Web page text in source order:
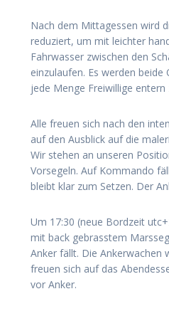
Nach dem Mittagessen wird
reduziert, um mit leichter
Fahrwasser zwischen den
einzulaufen. Es werden
jede Menge Freiwillige entern
Alle freuen sich nach den
auf den Ausblick auf die
Wir stehen an unseren
Vorsegeln. Auf Kommando
bleibt klar zum Setzen. Der
Um 17:30 (neue Bordzeit
mit back gebrasstem
Anker fällt. Die Ankerwachen
freuen sich auf das
vor Anker.